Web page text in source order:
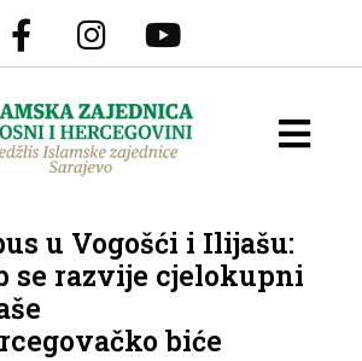
u Vogošći i Ilijašu:
se razvije cjelokupni
biće